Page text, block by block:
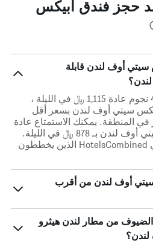
حجز فندق أبيكس
أوف لندن قابلة
تكلف فنادق لندن المصنفة 4 نجوم عادة 1,115 ﷼ في الليلة ،
سيتي أوف لندن بسعر أقل
في المنطقة. يمكنك الاستمتاع عادة
بالاقامة في فندق أبيكس سيتي أوف لندن بـ 878 ﷼ في الليلة.
هذه صفقة رائعة لمستخدمي HotelsCombined الذين يخططون
أوف لندن من أقرب
من مطار لندن هيثرو